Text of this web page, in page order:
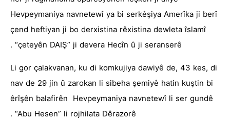
Hevpeymaniya navnetewî ya bi serkêşiya Amerîka ji berî
çend heftiyan ji bo derxistina rêxistina dewleta îslamî
“çeteyên DAIŞ” ji devera Hecîn û ji seranserê .
Li gor çalakvanan, ku di komkujiya dawiyê de, 43 kes, di
nav de 29 jin û zarokan li sibeha şemiyê hatin kuştin bi
êrîşên balafirên Hevpeymaniya navnetewî li ser gundê
“Abu Hesen” li rojhilata Dêrazorê .